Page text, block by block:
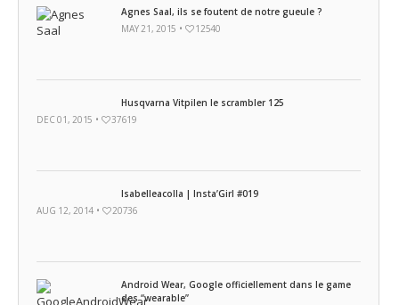
Agnes Saal, ils se foutent de notre gueule ?
MAY 21, 2015 •
12540
Husqvarna Vitpilen le scrambler 125
DEC 01, 2015 •
37619
Isabelleacolla | Insta’Girl #019
AUG 12, 2014 •
20736
Android Wear, Google officiellement dans le game
des “wearable”